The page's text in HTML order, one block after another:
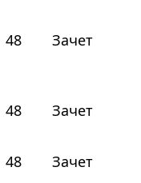
48 Зачет
48 Зачет
48 Зачет